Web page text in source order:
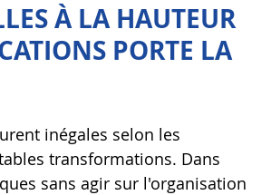
À LA HAUTEUR
PORTE LA
inégales selon les
transformations. Dans
sans agir sur l'organisation